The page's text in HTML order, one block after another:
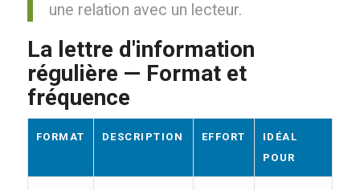
une relation avec un lecteur.
La lettre d'information
régulière — Format et
fréquence
FORMAT DESCRIPTION EFFORT
IDÉAL
POUR